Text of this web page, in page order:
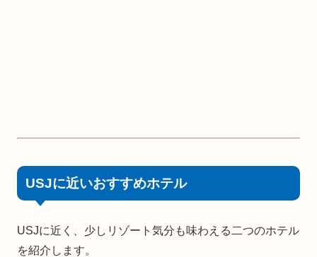
USJに近いおすすめホテル
USJに近く、少しリゾート気分も味わえる二つのホテル
を紹介します。